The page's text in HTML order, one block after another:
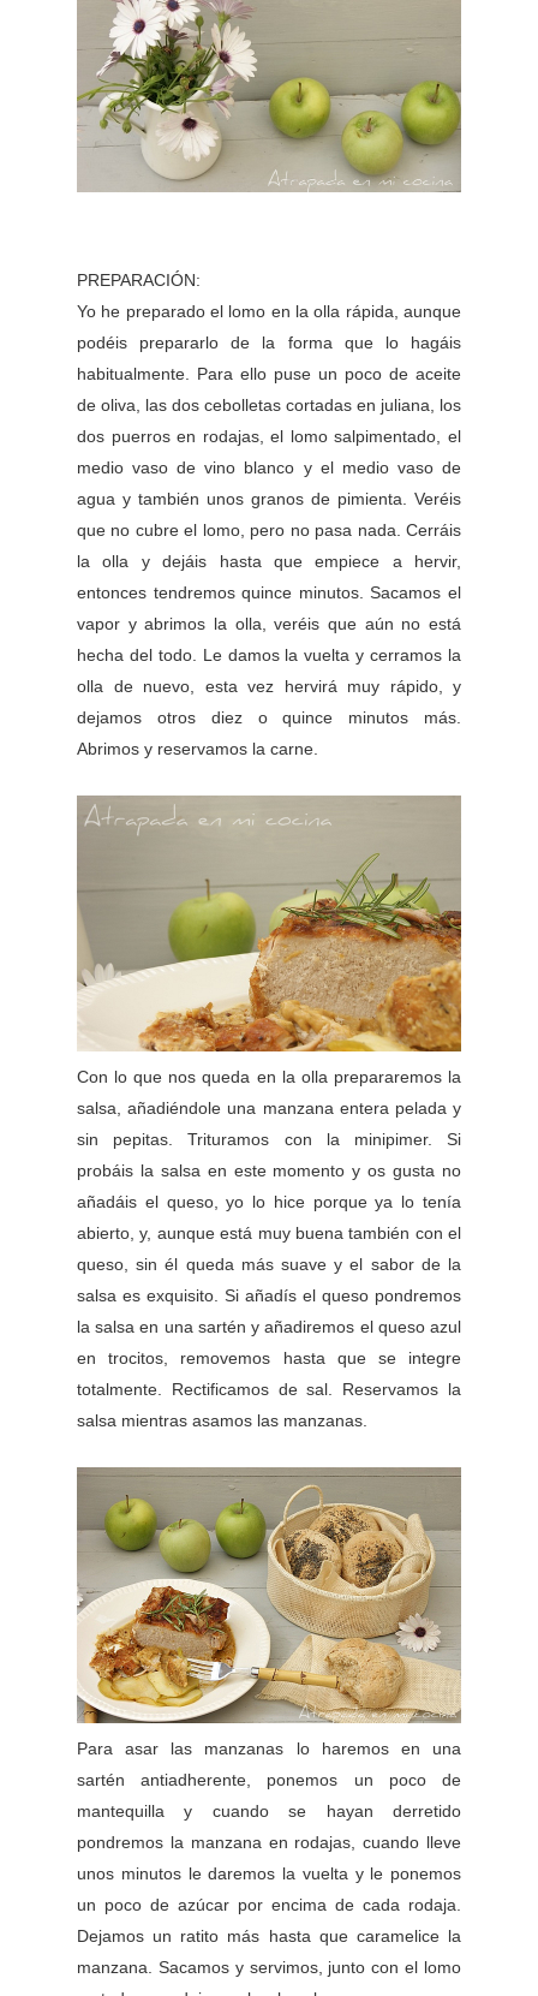
PREPARACIÓN:
Yo he preparado el lomo en la olla rápida, aunque
podéis prepararlo de la forma que lo hagáis
habitualmente. Para ello puse un poco de aceite
de oliva, las dos cebolletas cortadas en juliana, los
dos puerros en rodajas, el lomo salpimentado, el
medio vaso de vino blanco y el medio vaso de
agua y también unos granos de pimienta. Veréis
que no cubre el lomo, pero no pasa nada. Cerráis
la olla y dejáis hasta que empiece a hervir,
entonces tendremos quince minutos. Sacamos el
vapor y abrimos la olla, veréis que aún no está
hecha del todo. Le damos la vuelta y cerramos la
olla de nuevo, esta vez hervirá muy rápido, y
dejamos otros diez o quince minutos más.
Abrimos y reservamos la carne.
Con lo que nos queda en la olla prepararemos la
salsa, añadiéndole una manzana entera pelada y
sin pepitas. Trituramos con la minipimer. Si
probáis la salsa en este momento y os gusta no
añadáis el queso, yo lo hice porque ya lo tenía
abierto, y, aunque está muy buena también con el
queso, sin él queda más suave y el sabor de la
salsa es exquisito. Si añadís el queso pondremos
la salsa en una sartén y añadiremos el queso azul
en trocitos, removemos hasta que se integre
totalmente. Rectificamos de sal. Reservamos la
salsa mientras asamos las manzanas.
Para asar las manzanas lo haremos en una
sartén antiadherente, ponemos un poco de
mantequilla y cuando se hayan derretido
pondremos la manzana en rodajas, cuando lleve
unos minutos le daremos la vuelta y le ponemos
un poco de azúcar por encima de cada rodaja.
Dejamos un ratito más hasta que caramelice la
manzana. Sacamos y servimos, junto con el lomo